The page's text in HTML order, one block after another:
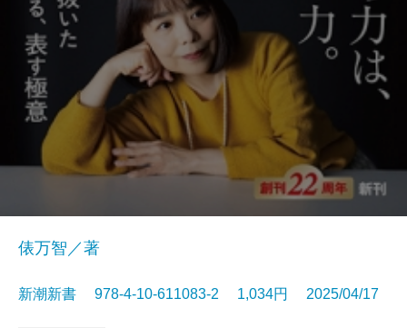
俵万智／著
新潮新書 978-4-10-611083-2 1,034円 2025/04/17